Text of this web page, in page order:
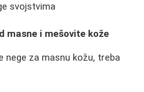
svojstvima
masne i mešovite kože
nege za masnu kožu, treba